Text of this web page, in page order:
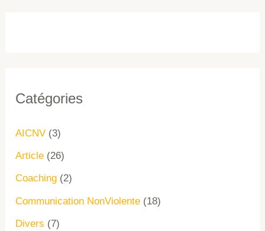
Catégories
AICNV (3)
Article (26)
Coaching (2)
Communication NonViolente (18)
Divers (7)